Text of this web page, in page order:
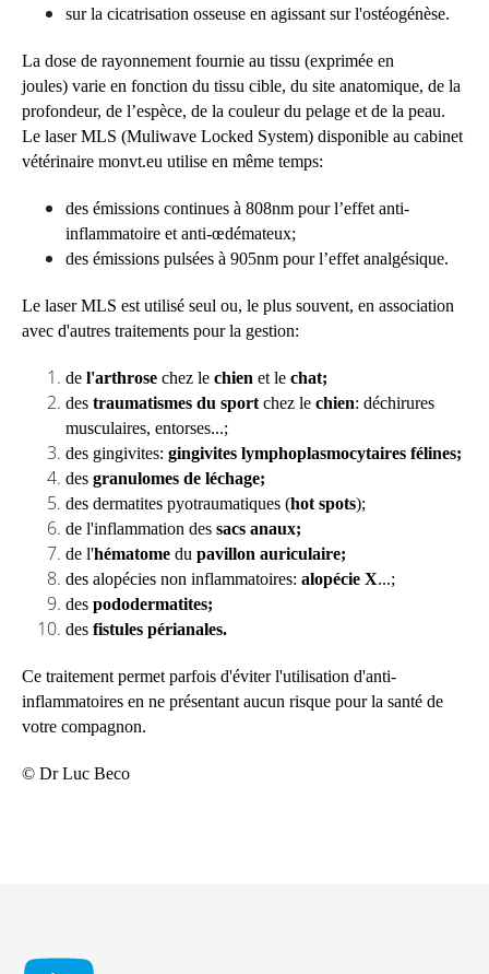
sur la cicatrisation osseuse en agissant sur l'ostéogénèse.
La dose de rayonnement fournie au tissu (exprimée en
joules) varie en fonction du tissu cible, du site anatomique, de la
profondeur, de l’espèce, de la couleur du pelage et de la peau.
Le laser MLS (Muliwave Locked System) disponible au cabinet
vétérinaire monvt.eu utilise en même temps:
des émissions continues à 808nm pour l’effet anti-
inflammatoire et anti-œdémateux;
des émissions pulsées à 905nm pour l’effet analgésique.
Le laser MLS est utilisé seul ou, le plus souvent, en association
avec d'autres traitements pour la gestion:
de l'arthrose chez le chien et le chat;
des traumatismes du sport chez le chien: déchirures
musculaires, entorses...;
des gingivites: gingivites lymphoplasmocytaires félines;
des granulomes de léchage;
des dermatites pyotraumatiques (hot spots);
de l'inflammation des sacs anaux;
de l'hématome du pavillon auriculaire;
des alopécies non inflammatoires: alopécie X...;
des pododermatites;
des fistules périanales.
Ce traitement permet parfois d'éviter l'utilisation d'anti-
inflammatoires en ne présentant aucun risque pour la santé de
votre compagnon.
© Dr Luc Beco